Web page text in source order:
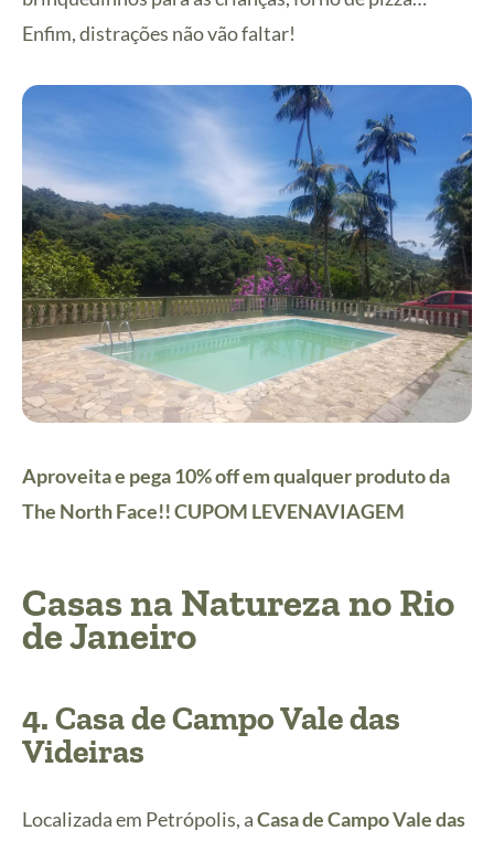
Enfim, distrações não vão faltar!
Aproveita e pega 10% off em qualquer produto da
The North Face!! CUPOM LEVENAVIAGEM
Casas na Natureza noRio
de Janeiro
4.Casa de Campo Vale das
Videiras
Localizada em Petrópolis, aCasa de Campo Vale das